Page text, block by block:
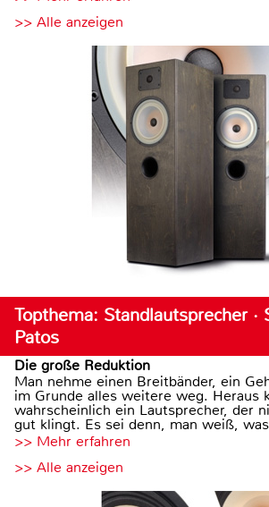
>> Alle anzeigen
Topthema: Standlautsprecher ·
Patos
Die große Reduktion
Man nehme einen Breitbänder, ein
im Grunde alles weitere weg. Heraus
wahrscheinlich ein Lautsprecher, der
gut klingt. Es sei denn, man weiß,
>> Mehr erfahren
>> Alle anzeigen